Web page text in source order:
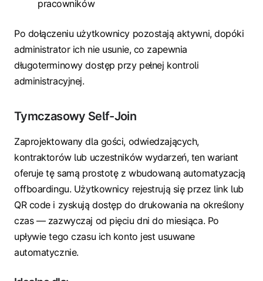
pracowników
Po dołączeniu użytkownicy pozostają aktywni, dopóki
administrator ich nie usunie, co zapewnia
długoterminowy dostęp przy pełnej kontroli
administracyjnej.
Tymczasowy Self-Join
Zaprojektowany dla gości, odwiedzających,
kontraktorów lub uczestników wydarzeń, ten wariant
oferuje tę samą prostotę z wbudowaną automatyzacją
offboardingu. Użytkownicy rejestrują się przez link lub
QR code i zyskują dostęp do drukowania na określony
czas — zazwyczaj od pięciu dni do miesiąca. Po
upływie tego czasu ich konto jest usuwane
automatycznie.